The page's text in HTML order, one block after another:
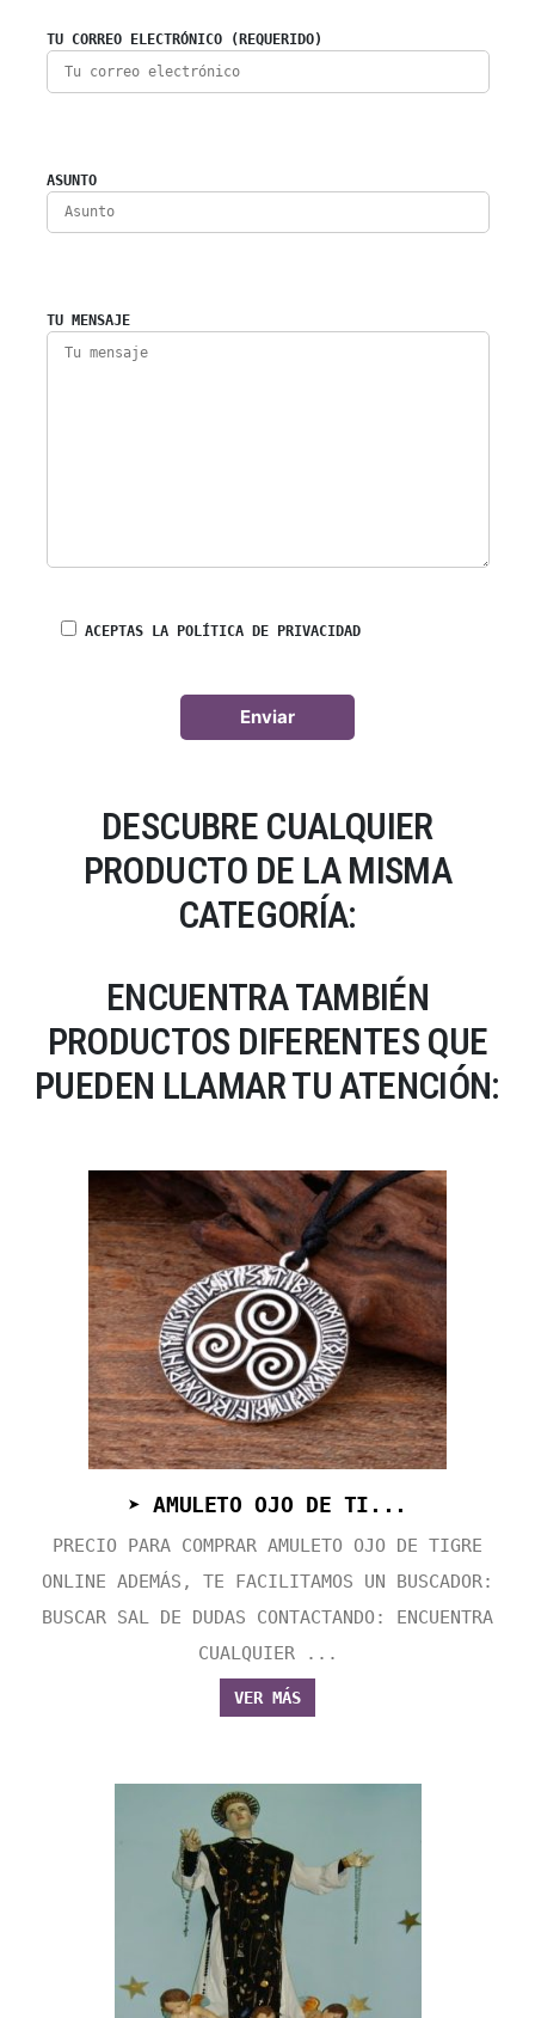
TU CORREO ELECTRÓNICO (REQUERIDO)
ASUNTO
TU MENSAJE
ACEPTAS LA POLÍTICA DE PRIVACIDAD
DESCUBRE CUALQUIER
PRODUCTO DE LA MISMA
CATEGORÍA:
ENCUENTRA TAMBIÉN
PRODUCTOS DIFERENTES QUE
PUEDEN LLAMAR TU ATENCIÓN:
➤ AMULETO OJO DE TI...
PRECIO PARA COMPRAR AMULETO OJO DE TIGRE
ONLINE ADEMÁS, TE FACILITAMOS UN BUSCADOR:
BUSCAR SAL DE DUDAS CONTACTANDO: ENCUENTRA
CUALQUIER ...
VER MÁS